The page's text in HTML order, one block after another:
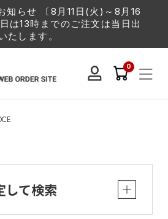
知らせ 〔8月11日(火)～8月16
は13時までのご注文は当日出
たします。
0
して検索